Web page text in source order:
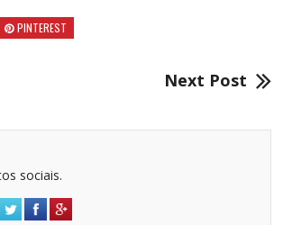
PINTEREST
Next Post
sociais.